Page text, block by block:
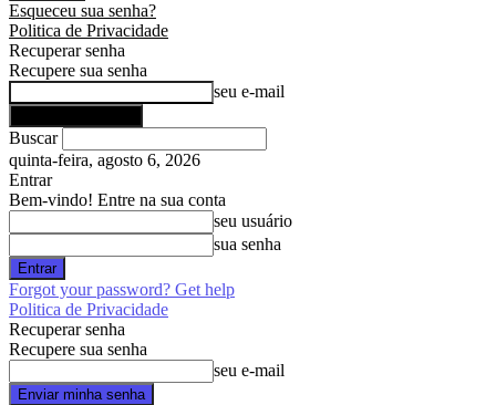
Esqueceu sua senha?
Politica de Privacidade
Recuperar senha
Recupere sua senha
seu e-mail
Buscar
quinta-feira, agosto 6, 2026
Entrar
Bem-vindo! Entre na sua conta
seu usuário
sua senha
Forgot your password? Get help
Politica de Privacidade
Recuperar senha
Recupere sua senha
seu e-mail